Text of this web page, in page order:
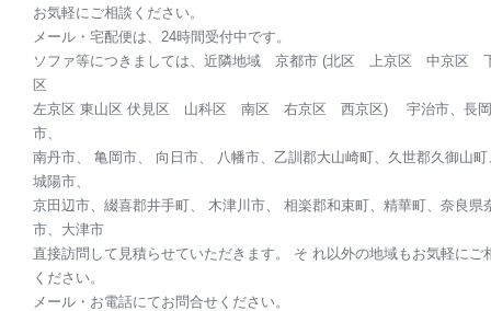
お気軽にご相談ください。
メール・宅配便は、24時間受付中です。
ソファ等につきましては、近隣地域 京都市 (北区 上京区 中京区
区
左京区 東山区 伏見区 山科区 南区 右京区 西京区) 宇治市、長
市、
南丹市、 亀岡市、 向日市、 八幡市、乙訓郡大山崎町、久世郡久御山町
城陽市、
京田辺市、綴喜郡井手町、 木津川市、 相楽郡和束町、精華町、奈良県
市、大津市
直接訪問して見積らせていただきます。 そ れ以外の地域もお気軽にご
ください。
メール・お電話にてお問合せください。